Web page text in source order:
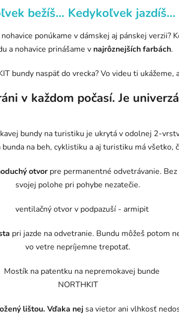
bežíš… Kedykoľvek
ponúkame v dámskej aj pánskej verzii?
a nohavice prinášame v najrôznejších farbách.
bundy naspäť do vrecka? Vo videu ti ukážeme,
v každom počasí. Je
bundy na turistiku je ukrytá v odolnej 2-
na beh, cyklistiku a aj turistiku má všetko,
otvor pre permanentné odvetrávanie.
svojej polohe pri pohybe nezatečie.
pri jazde na odvetranie. Bundu môžeš potom
vo vetre nepríjemne trepotať.
lištou. Vďaka nej sa vietor ani vlhkosť